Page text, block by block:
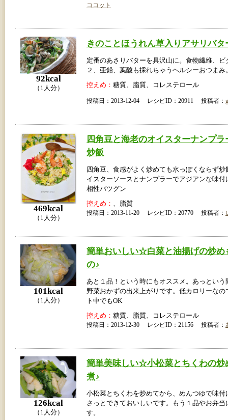
ココット
92kcal
（1人分）
きのことほうれん草入りアサリバタ
定番のあさりバターを具沢山に。食物繊維、ビ
２、亜鉛、葉酸も採れちゃうヘルシーおつまみ
控えめ： 糖質、脂質、コレステロール
投稿日：2013-12-04 レシピID：20911 投稿者：
469kcal
（1人分）
四角豆と海老のオイスターナンプラ
炒飯
四角豆、食感がよく炒めても水っぽくならず炒
イスターソースとナンプラーでアジアンな味付
相性バツグン
控えめ： 、脂質
投稿日：2013-11-20 レシピID：20770 投稿者：
101kcal
（1人分）
簡単おいしい☆白菜と油揚げの炒め
の♪
あと１品！という時にもオススメ。あっという
野菜おかずの出来上がりです。低カロリーなの
ト中でもOK
控えめ： 糖質、脂質、コレステロール
投稿日：2013-12-30 レシピID：21156 投稿者：
126kcal
（1人分）
簡単美味しい☆小松菜とちくわの炒
煮♪
小松菜とちくわを炒めてから、めんつゆで味付
さっとできておいしいです。もう１品やお弁当
す。